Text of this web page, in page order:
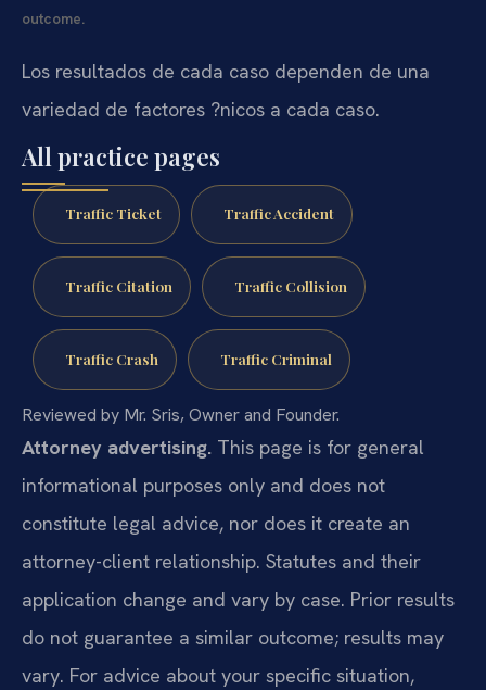
outcome.
Los resultados de cada caso dependen de una
variedad de factores ?nicos a cada caso.
All practice pages
Traffic Ticket Traffic Accident
Traffic Citation Traffic Collision
Traffic Crash Traffic Criminal
Reviewed by Mr. Sris, Owner and Founder.
Attorney advertising. This page is for general
informational purposes only and does not
constitute legal advice, nor does it create an
attorney-client relationship. Statutes and their
application change and vary by case. Prior results
do not guarantee a similar outcome; results may
vary. For advice about your specific situation,